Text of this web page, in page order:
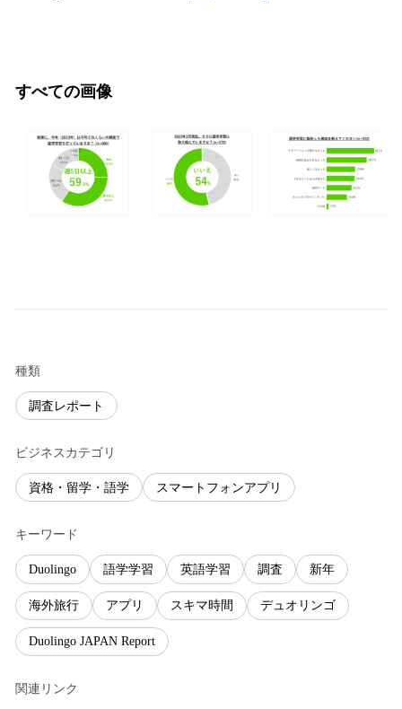
すべての画像
種類
調査レポート
ビジネスカテゴリ
資格・留学・語学 スマートフォンアプリ
キーワード
Duolingo 語学学習 英語学習 調査 新年
海外旅行 アプリ スキマ時間 デュオリンゴ
Duolingo JAPAN Report
関連リンク